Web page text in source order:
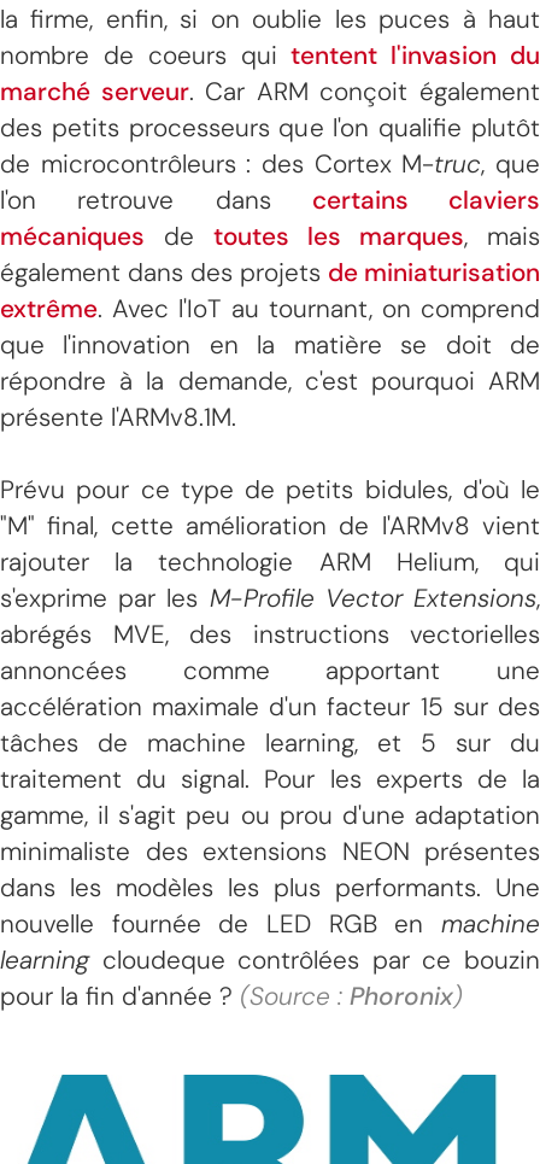
la firme, enfin, si on oublie les puces à haut
nombre de coeurs quitentent l'invasion du
marché serveur. Car ARM conçoit également
des petits processeurs que l'on qualifie plutôt
de microcontrôleurs : des Cortex M-truc, que
l'on retrouve dans certains claviers
mécaniques de toutes les marques, mais
également dans des projets de miniaturisation
extrême. Avec l'IoT au tournant, on comprend
que l'innovation en la matière se doit de
répondre à la demande, c'est pourquoi ARM
présente l'ARMv8.1M.
Prévu pour ce type de petits bidules, d'où le
"M" final, cette amélioration de l'ARMv8 vient
rajouter la technologie ARM Helium, qui
s'exprime par les M-Profile Vector Extensions,
abrégés MVE, des instructions vectorielles
annoncées comme apportant une
accélération maximale d'un facteur 15 sur des
tâches de machine learning, et 5 sur du
traitement du signal. Pour les experts de la
gamme, il s'agit peu ou prou d'une adaptation
minimaliste des extensions NEON présentes
dans les modèles les plus performants. Une
nouvelle fournée de LED RGB en machine
learningcloudeque contrôlées par ce bouzin
pour la fin d'année ? (Source : Phoronix)